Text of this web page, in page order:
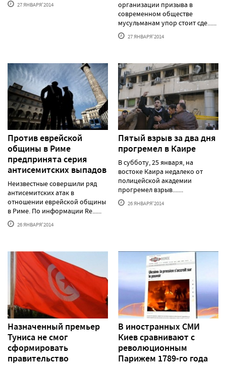
27 ЯНВАРЯ'2014
организации призыва в
современном обществе
мусульманам упор стоит сде......
27 ЯНВАРЯ'2014
Против еврейской
общины в Риме
предпринята серия
антисемитских выпадов
Неизвестные совершили ряд
антисемитских атак в
отношении еврейской общины
в Риме. По информации Re......
26 ЯНВАРЯ'2014
Пятый взрыв за два дня
прогремел в Каире
В субботу, 25 января, на
востоке Каира недалеко от
полицейской академии
прогремел взрыв.......
26 ЯНВАРЯ'2014
Назначенный премьер
Туниса не смог
сформировать
правительство
В иностранных СМИ
Киев сравнивают с
революционным
Парижем 1789-го года